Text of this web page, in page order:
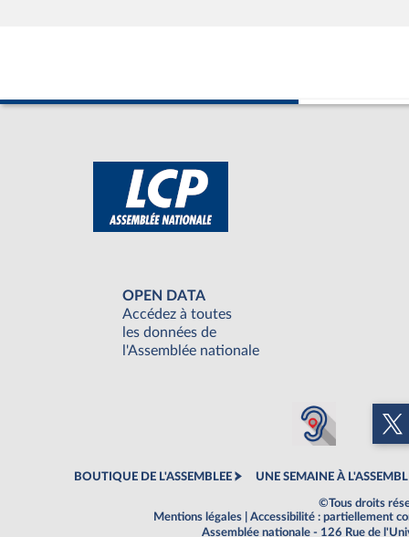
OPEN DATA
Accédez à toutes
les données de
l'Assemblée nationale
BOUTIQUE DE L'ASSEMBLEE UNE SEMAINE À
©Tous droits
Mentions légales
Accessibilité : partiellement
Assemblée nationale - 126 Rue de